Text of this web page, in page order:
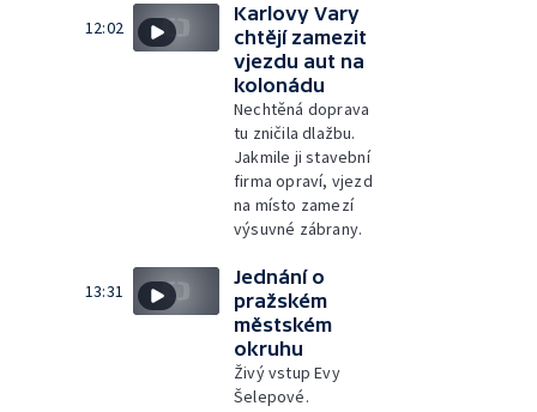
12:02
Karlovy Vary
chtějí zamezit
vjezdu aut na
kolonádu
Nechtěná doprava
tu zničila dlažbu.
Jakmile ji stavební
firma opraví, vjezd
na místo zamezí
výsuvné zábrany.
13:31
Jednání o
pražském
městském
okruhu
Živý vstup Evy
Šelepové.